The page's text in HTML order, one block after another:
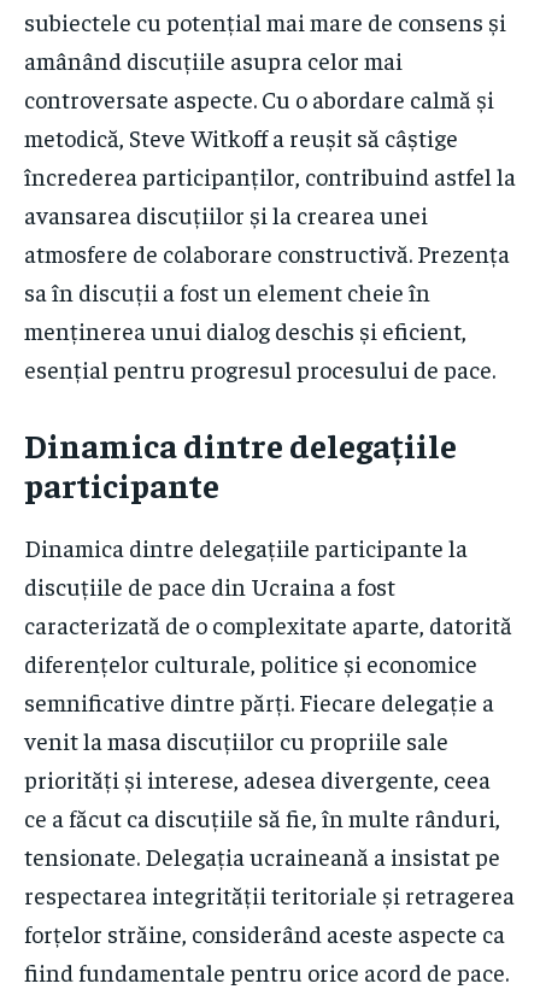
subiectele cu potențial mai mare de consens și
amânând discuțiile asupra celor mai
controversate aspecte. Cu o abordare calmă și
metodică, Steve Witkoff a reușit să câștige
încrederea participanților, contribuind astfel la
avansarea discuțiilor și la crearea unei
atmosfere de colaborare constructivă. Prezența
sa în discuții a fost un element cheie în
menținerea unui dialog deschis și eficient,
esențial pentru progresul procesului de pace.
Dinamica dintre delegațiile
participante
Dinamica dintre delegațiile participante la
discuțiile de pace din Ucraina a fost
caracterizată de o complexitate aparte, datorită
diferențelor culturale, politice și economice
semnificative dintre părți. Fiecare delegație a
venit la masa discuțiilor cu propriile sale
priorități și interese, adesea divergente, ceea
ce a făcut ca discuțiile să fie, în multe rânduri,
tensionate. Delegația ucraineană a insistat pe
respectarea integrității teritoriale și retragerea
forțelor străine, considerând aceste aspecte ca
fiind fundamentale pentru orice acord de pace.